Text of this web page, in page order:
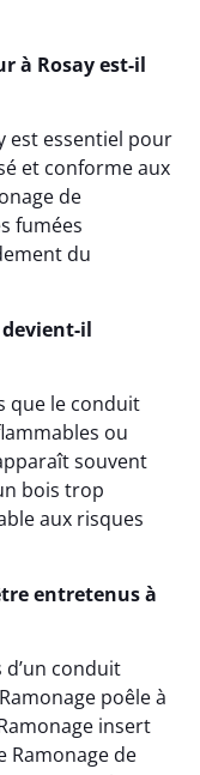
à Rosay est-il
est essentiel pour
et conforme aux
de
fumées
du
il
que le conduit
ou
souvent
bois trop
aux risques
entretenus à
d’un conduit
poêle à
insert
Ramonage de